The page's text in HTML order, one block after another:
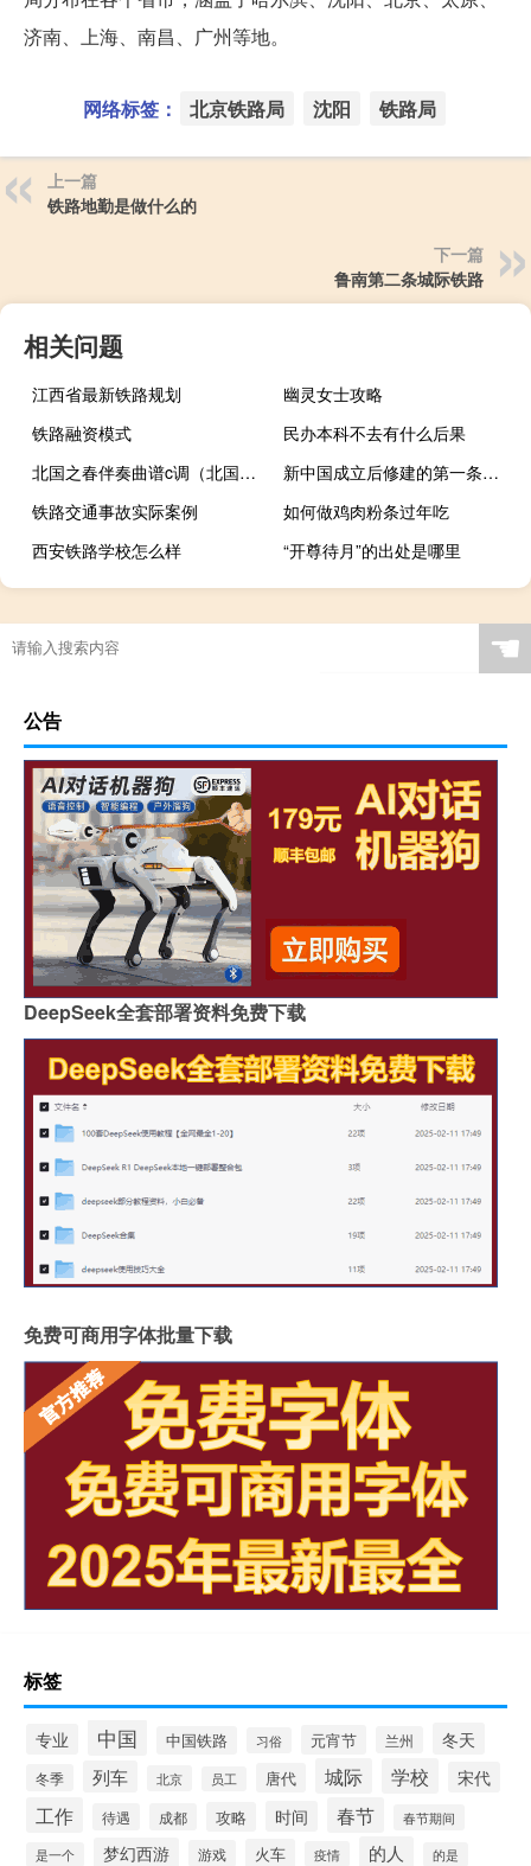
济南、上海、南昌、广州等地。
网络标签： 北京铁路局 沈阳 铁路局
上一篇
铁路地勤是做什么的
下一篇
鲁南第二条城际铁路
相关问题
江西省最新铁路规划
幽灵女士攻略
铁路融资模式
民办本科不去有什么后果
北国之春伴奏曲谱c调（北国之春伴奏曲）
新中国成立后修建的第一条铁路是
铁路交通事故实际案例
如何做鸡肉粉条过年吃
西安铁路学校怎么样
“开尊待月”的出处是哪里
☚
公告
DeepSeek全套部署资料免费下载
免费可商用字体批量下载
标签
专业 中国 中国铁路 习俗 元宵节 兰州 冬天
冬季 列车 北京 员工 唐代 城际 学校 宋代
工作 待遇 成都 攻略 时间 春节 春节期间
是一个 梦幻西游 游戏 火车 疫情 的人 的是